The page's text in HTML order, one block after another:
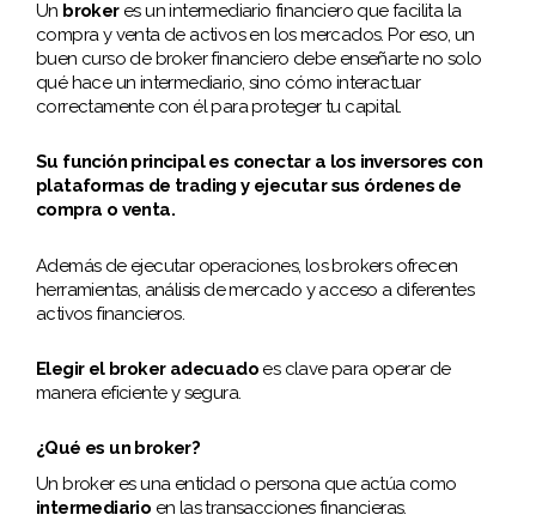
Un brokeres un intermediario financiero que facilita la
compra y venta de activos en los mercados. Por eso, un
buen curso de broker financiero debe enseñarte no solo
qué hace un intermediario, sino cómo interactuar
correctamente con él para proteger tu capital.
Su función principal es conectar a los inversores con
plataformas de trading y ejecutar sus órdenes de
compra o venta.
Además de ejecutar operaciones, los brokers ofrecen
herramientas, análisis de mercado y acceso a diferentes
activos financieros.
Elegir el broker adecuado es clave para operar de
manera eficiente y segura.
¿Qué es un broker?
Un broker es una entidad o persona que actúa como
intermediario en las transacciones financieras.